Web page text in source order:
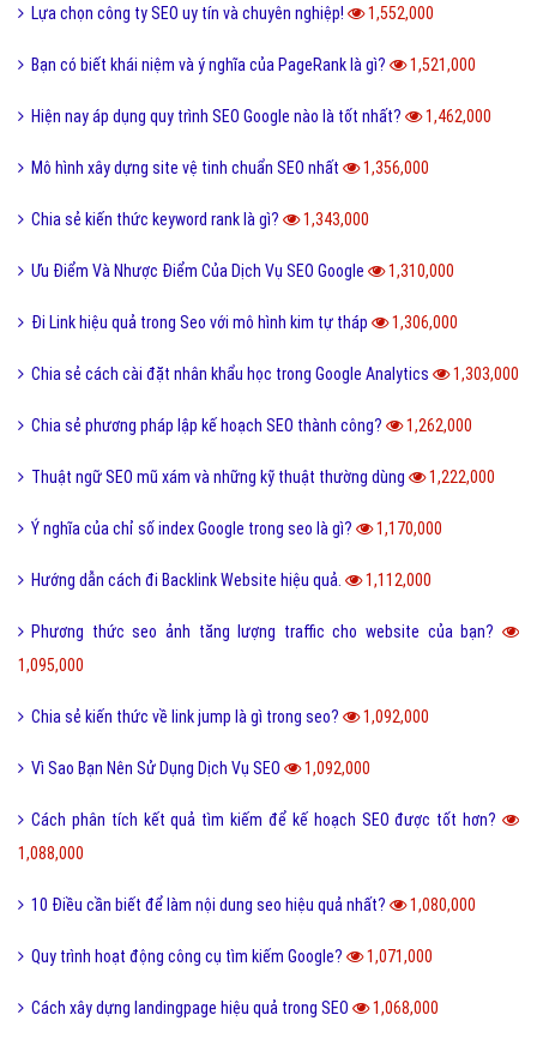
Lựa chọn công ty SEO uy tín và chuyên nghiệp! 1,552,000
Bạn có biết khái niệm và ý nghĩa của PageRank là gì? 1,521,000
Hiện nay áp dụng quy trình SEO Google nào là tốt nhất? 1,462,000
Mô hình xây dựng site vệ tinh chuẩn SEO nhất 1,356,000
Chia sẻ kiến thức keyword rank là gì? 1,343,000
Ưu Điểm Và Nhược Điểm Của Dịch Vụ SEO Google 1,310,000
Đi Link hiệu quả trong Seo với mô hình kim tự tháp 1,306,000
Chia sẻ cách cài đặt nhân khẩu học trong Google Analytics 1,303,000
Chia sẻ phương pháp lập kế hoạch SEO thành công? 1,262,000
Thuật ngữ SEO mũ xám và những kỹ thuật thường dùng 1,222,000
Ý nghĩa của chỉ số index Google trong seo là gì? 1,170,000
Hướng dẫn cách đi Backlink Website hiệu quả. 1,112,000
Phương thức seo ảnh tăng lượng traffic cho website của bạn?
1,095,000
Chia sẻ kiến thức về link jump là gì trong seo? 1,092,000
Vì Sao Bạn Nên Sử Dụng Dịch Vụ SEO 1,092,000
Cách phân tích kết quả tìm kiếm để kế hoạch SEO được tốt hơn?
1,088,000
10 Điều cần biết để làm nội dung seo hiệu quả nhất? 1,080,000
Quy trình hoạt động công cụ tìm kiếm Google? 1,071,000
Cách xây dựng landingpage hiệu quả trong SEO 1,068,000